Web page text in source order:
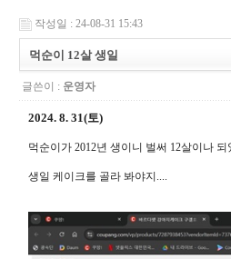
작성일 : 24-08-31 15:43
먹순이 12살 생일
글쓴이 : 운영자
2024. 8. 31(토)
먹순이가 2012년 생이니 벌써 12살이나 되
생일 케이크를 골라 봐야지....